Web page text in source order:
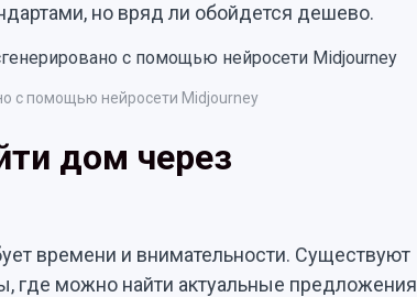
но вряд ли обойдется дешево.
с помощью нейросети Midjourney
дом через
времени и внимательности. Существуют
где можно найти актуальные предложения